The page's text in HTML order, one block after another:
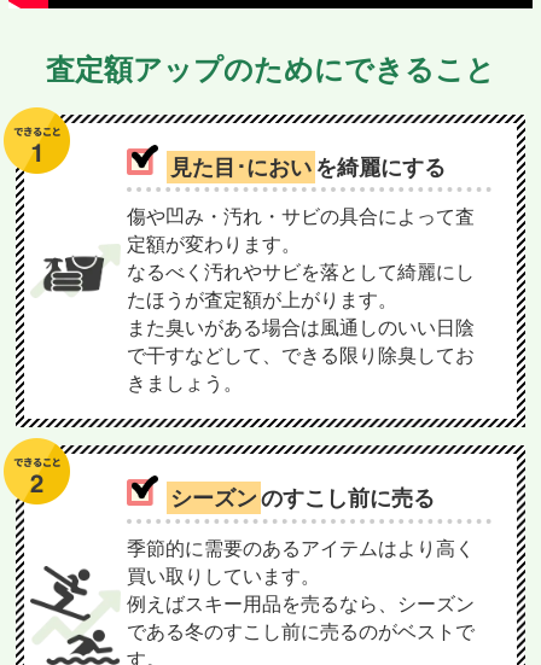
査定額アップのためにできること
見た目･におい を綺麗にする
傷や凹み・汚れ・サビの具合によって査
定額が変わります。
なるべく汚れやサビを落として綺麗にし
たほうが査定額が上がります。
また臭いがある場合は風通しのいい日陰
で干すなどして、できる限り除臭してお
きましょう。
シーズンのすこし前に売る
季節的に需要のあるアイテムはより高く
買い取りしています。
例えばスキー用品を売るなら、シーズン
である冬のすこし前に売るのがベストで
す。